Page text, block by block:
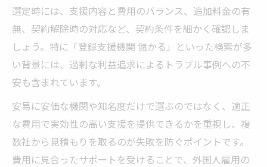
選定時には、支援内容と費用のバランス、追加料金の有
無、契約解除時の対応など、契約条件を細かく確認しま
しょう。特に「登録支援機関 儲かる」といった検索が多
い背景には、過剰な利益追求によるトラブル事例への不
安も含まれています。
安易に安価な機関や知名度だけで選ぶのではなく、適正
な費用で実効性の高い支援を提供できるかを重視し、複
数社から見積もりを取るのが失敗を防ぐポイントです。
費用に見合ったサポートを受けることで、外国人雇用の